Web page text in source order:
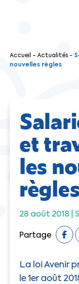
Accueil - Actualités -
nouvelles règles
et
les
règles
28 août 2018 |
Partage
La loi Avenir
le 1er août